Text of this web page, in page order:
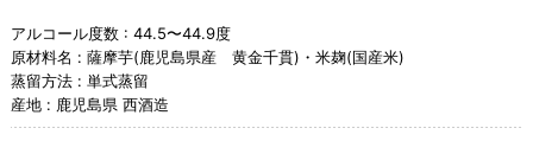
アルコール度数 : 44.5〜44.9度
原材料名 : 薩摩芋(鹿児島県産 黄金千貫)・米麹(国産米)
蒸留方法 : 単式蒸留
産地 : 鹿児島県 西酒造